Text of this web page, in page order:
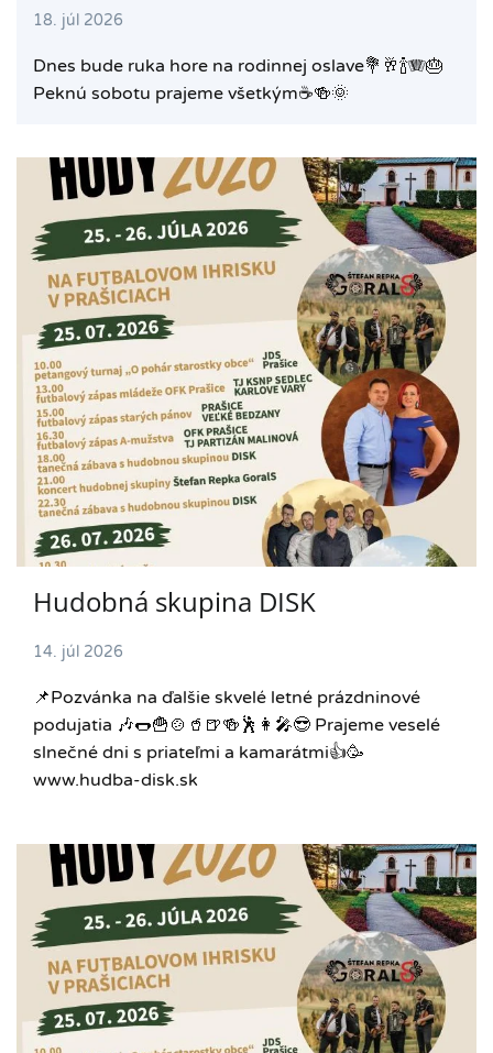
18. júl 2026
Dnes bude ruka hore na rodinnej oslave💐🥂🍾🪗🎂
Peknú sobotu prajeme všetkým☕️🍻🌞
Hudobná skupina DISK
14. júl 2026
📌Pozvánka na ďalšie skvelé letné prázdninové
podujatia 🎶🌭🍟🍲🥤🍺🍻🕺👩‍🎤😎 Prajeme veselé
slnečné dni s priateľmi a kamarátmi👍🥳
www.hudba-disk.sk